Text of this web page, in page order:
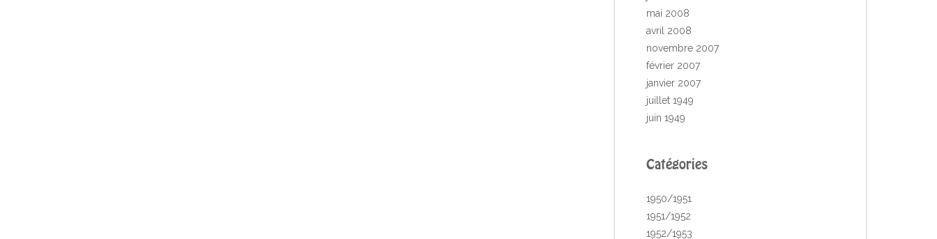
mai 2008
avril 2008
novembre 2007
février 2007
janvier 2007
juillet 1949
juin 1949
Catégories
1950/1951
1951/1952
1952/1953